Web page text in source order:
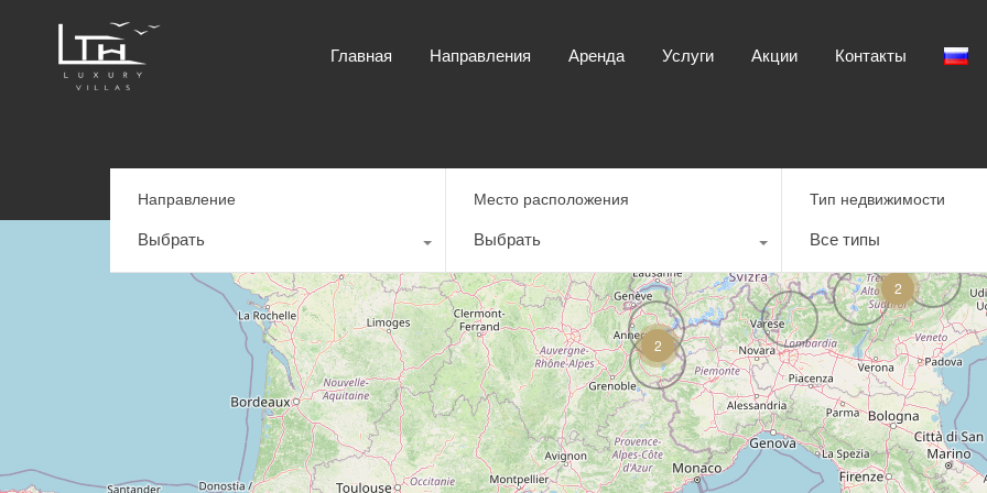
Услуги
Главная
Направления Аренда Услуги Акции Контакты
Направление
Выбрать
Место расположения
Выбрать
Тип недвижимости
Все типы
2
2